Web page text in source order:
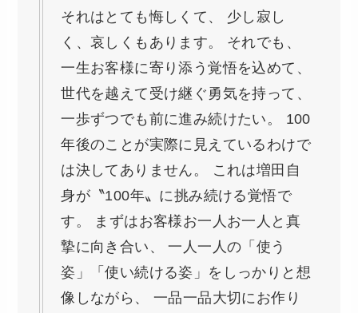
それはとても悔しくて、 少し寂し
く、哀しくもあります。 それでも、
一生お客様に寄り添う覚悟を込めて、
世代を越えて受け継ぐ勇気を持って、
一歩ずつでも前に進み続けたい。 100
年後のことが実際に見えているわけで
は決してありません。 これは増田自
身が〝100年〟に挑み続ける覚悟で
す。 まずはお客様お一人お一人と真
摯に向き合い、 一人一人の「使う
姿」「使い続ける姿」をしっかりと想
像しながら、 一品一品大切にお作り